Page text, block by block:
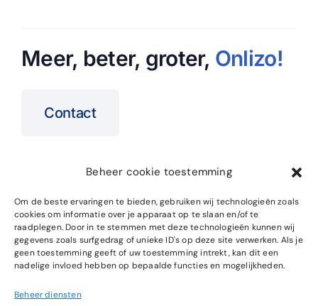
Beheer cookie toestemming
Om de beste ervaringen te bieden, gebruiken wij technologieën zoals
cookies om informatie over je apparaat op te slaan en/of te
raadplegen. Door in te stemmen met deze technologieën kunnen wij
gegevens zoals surfgedrag of unieke ID's op deze site verwerken. Als je
geen toestemming geeft of uw toestemming intrekt, kan dit een
nadelige invloed hebben op bepaalde functies en mogelijkheden.
Beheer diensten
Meer, beter, groter, Onlizo!
Contact
Over ons
Cases
Blog
Website Onderhoud
SEO Cursus